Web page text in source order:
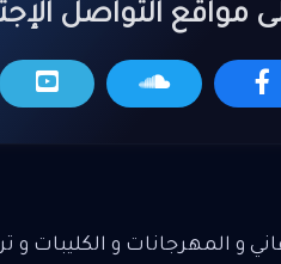
مواقع التواصل
و المهرجانات و الكليبات و